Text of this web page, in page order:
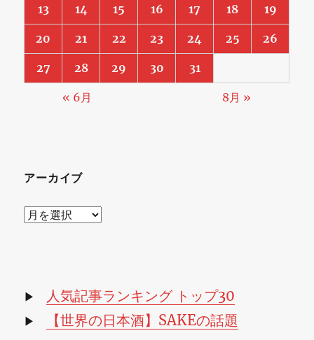
13 14 15 16 17 18 19
20 21 22 23 24 25 26
27 28 29 30 31
« 6月 8月 »
アーカイブ
ア
ブ
▶ 人気記事ランキング トップ30
▶ 【世界の日本酒】SAKEの話題